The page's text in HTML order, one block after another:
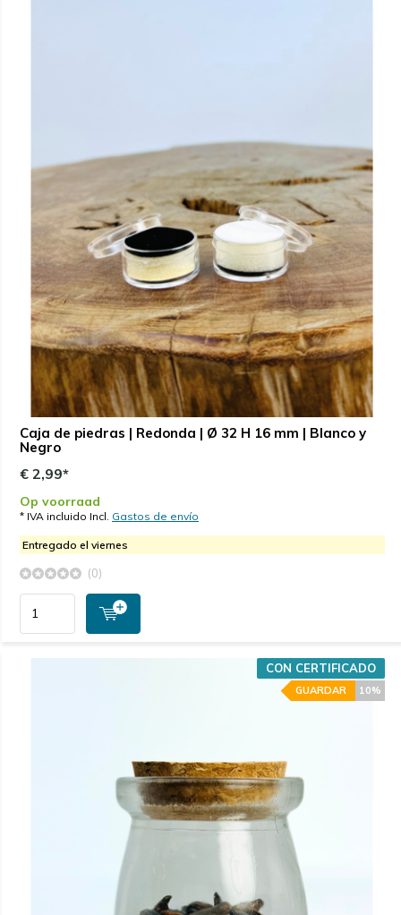
Caja de piedras | Redonda | Ø 32 H 16 mm | Blanco y
Negro
€ 2,99*
Op voorraad
* IVA incluido Incl. Gastos de envío
Entregado el viernes
(0)
CON CERTIFICADO
10%
GUARDAR